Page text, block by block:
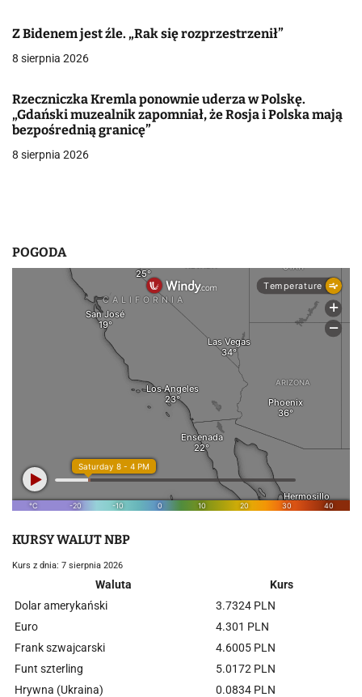
w
i
s
Z Bidenem jest źle. „Rak się rozprzestrzenił”
8 sierpnia 2026
Rzeczniczka Kremla ponownie uderza w Polskę.
„Gdański muzealnik zapomniał, że Rosja i Polska mają
bezpośrednią granicę”
8 sierpnia 2026
POGODA
KURSY WALUT NBP
Kurs z dnia: 7 sierpnia 2026
Waluta
Kurs
Dolar amerykański
3.7324 PLN
Euro
4.301 PLN
Frank szwajcarski
4.6005 PLN
Funt szterling
5.0172 PLN
Hrywna (Ukraina)
0.0834 PLN